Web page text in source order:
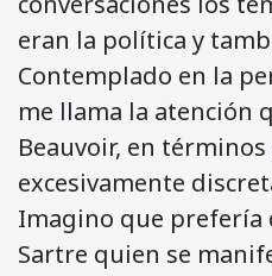
eran la política y
Contemplado en la
me llama la atención
Beauvoir, en
excesivamente
Imagino que prefería
Sartre quien se